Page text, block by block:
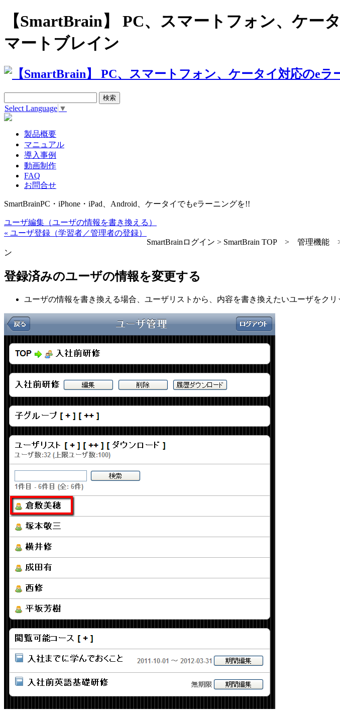
【SmartBrain】 PC、スマートフォン、ケー
マートブレイン
Select Language ▼
製品概要
マニュアル
導入事例
動画制作
FAQ
お問合せ
SmartBrainPC・iPhone・iPad、Android、ケータイでもeラーニングを!!
ユーザ編集（ユーザの情報を書き換える）
« ユーザ登録（学習者／管理者の登録）
SmartBrainログイン > SmartBrain TOP > 管理
ン
登録済みのユーザの情報を変更する
ユーザの情報を書き換える場合、ユーザリストから、内容を書き換えたいユーザをクリ